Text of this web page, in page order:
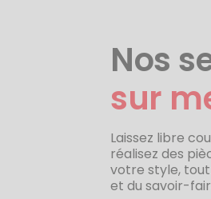
Nos
sur
Laissez libre
réalisez des
votre style,
et du savoir-